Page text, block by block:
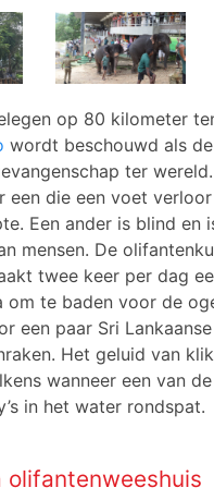
op 80 kilometer
wordt beschouwd als
ter
een die een voet
Een ander is blind en
mensen. De
twee keer per dag
om te baden voor de
een paar Sri
Het geluid van
wanneer een van
in het water rondspat.
olifantenweeshuis